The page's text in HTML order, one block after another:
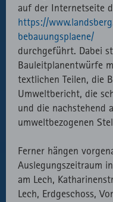
auf der Internetseite
https://
bebauungsplaene/
durchgeführt. Dabei
Bauleitplanentwürfe
textlichen Teilen, die
Umweltbericht, die
und die nachstehend
umweltbezogenen
Ferner hängen
Auslegungszeitraum
am Lech,
Lech, Erdgeschoss,